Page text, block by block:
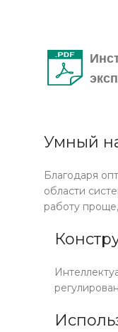
Умный
Благодаря
области
работу